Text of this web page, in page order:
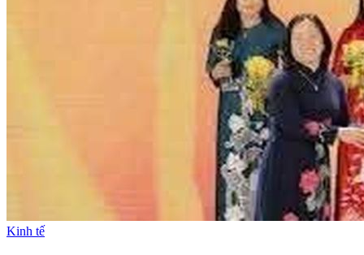
Kinh tế